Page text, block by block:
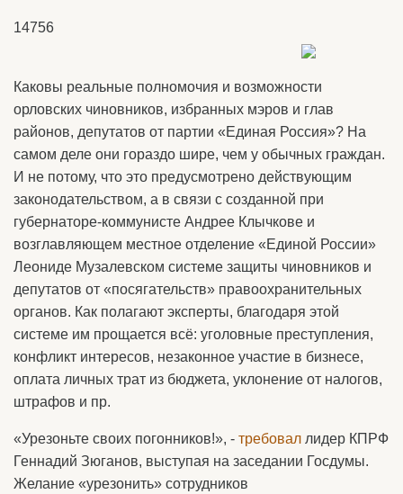
14756
Каковы реальные полномочия и возможности
орловских чиновников, избранных мэров и глав
районов, депутатов от партии «Единая Россия»? На
самом деле они гораздо шире, чем у обычных граждан.
И не потому, что это предусмотрено действующим
законодательством, а в связи с созданной при
губернаторе-коммунисте Андрее Клычкове и
возглавляющем местное отделение «Единой России»
Леониде Музалевском системе защиты чиновников и
депутатов от «посягательств» правоохранительных
органов. Как полагают эксперты, благодаря этой
системе им прощается всё: уголовные преступления,
конфликт интересов, незаконное участие в бизнесе,
оплата личных трат из бюджета, уклонение от налогов,
штрафов и пр.
«Урезоньте своих погонников!», - требовал лидер КПРФ
Геннадий Зюганов, выступая на заседании Госдумы.
Желание «урезонить» сотрудников